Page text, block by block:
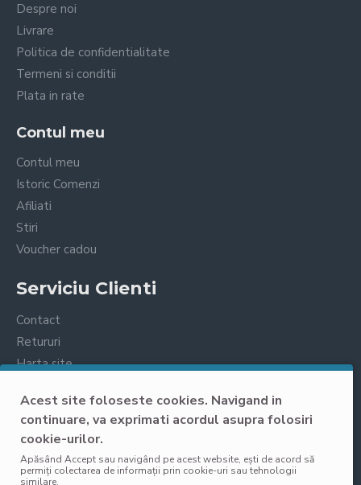
Acest site foloseste cookies. Navigand in
continuare, va exprimati acordul asupra folosiri
cookie-urilor.
Apăsând Accept sau navigând pe acest website, ești de acord să
permiți colectarea de informații prin cookie-uri sau tehnologii
similare.
Despre noi
Livrare
Politica de confidentialitate
Termeni si conditii
Plata in rate
Contul meu
Contul meu
Istoric Comenzi
Afiliati
Stiri
Voucher cadou
Serviciu Clienti
Contact
Retururi
Harta site